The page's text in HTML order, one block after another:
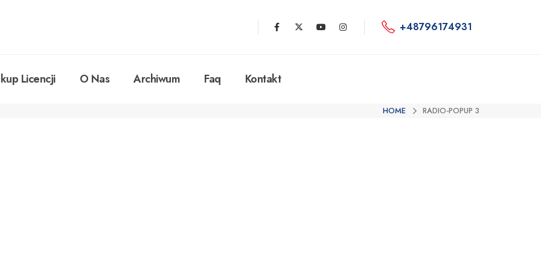
+48796174931
Licencji O Nas Archiwum Faq Kontakt
HOME RADIO-POPUP 3